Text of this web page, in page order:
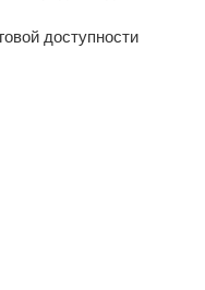
доступности